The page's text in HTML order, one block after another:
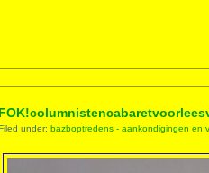
under: bazboptredens - aankondigingen en